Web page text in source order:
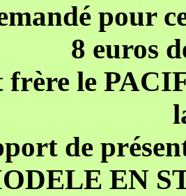
pour
8 euros
frère le
de
EN